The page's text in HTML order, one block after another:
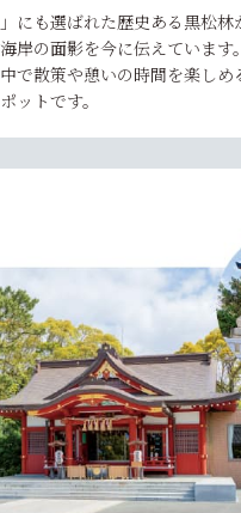
」にも選ばれた歴史ある黒松
岸の面影を今に伝えています
で散策や憩いの時間を楽しめ
ットです。